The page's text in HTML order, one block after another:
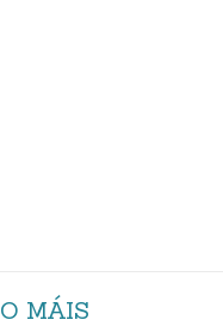
O MÁIS